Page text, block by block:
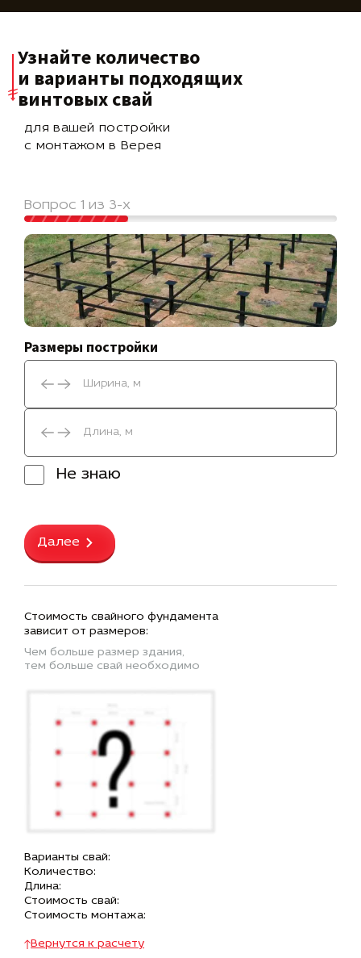
Узнайте количество
и варианты подходящих
винтовых свай
для вашей постройки
с монтажом в Верея
Вопрос 1 из 3-х
Размеры постройки
Не знаю
Далее
Стоимость свайного фундамента
зависит от размеров:
Чем больше размер здания,
тем больше свай необходимо
Варианты свай:
Количество:
Длина:
Стоимость свай:
Стоимость монтажа:
Вернутся к расчету